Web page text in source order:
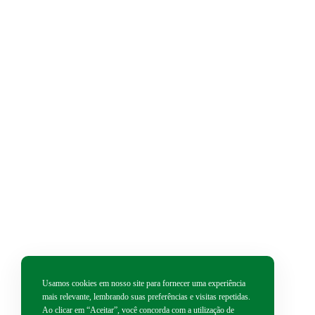
Usamos cookies em nosso site para fornecer uma experiência
mais relevante, lembrando suas preferências e visitas repetidas.
Ao clicar em “Aceitar”, você concorda com a utilização de